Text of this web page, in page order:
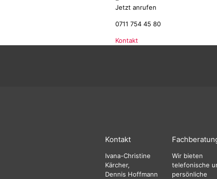
Jetzt anrufen
0711 754 45 80
Kontakt
Kontakt
Ivana-Christine
Kärcher,
Dennis Hoffmann
Wir bieten
telefonische
persönliche